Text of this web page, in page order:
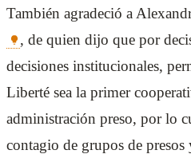
También agradeció a
, de quien dijo que por
decisiones institucionales,
Liberté sea la primer
administración preso, por lo
contagio de grupos de presos